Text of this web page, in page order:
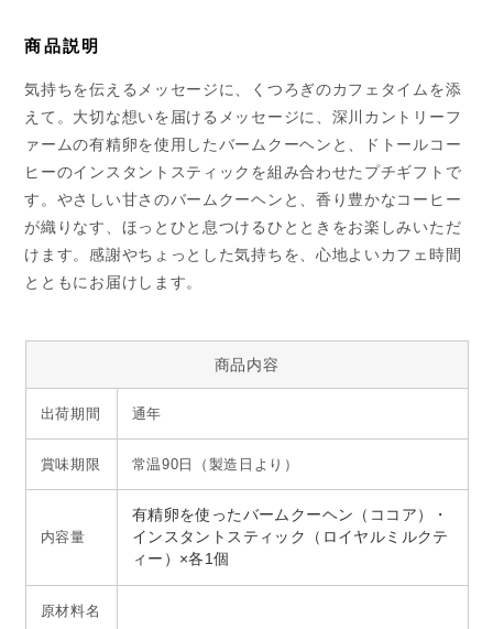
商品説明
気持ちを伝えるメッセージに、くつろぎのカフェタイムを添
えて。大切な想いを届けるメッセージに、深川カントリーフ
ァームの有精卵を使用したバームクーヘンと、ドトールコー
ヒーのインスタントスティックを組み合わせたプチギフトで
す。やさしい甘さのバームクーヘンと、香り豊かなコーヒー
が織りなす、ほっとひと息つけるひとときをお楽しみいただ
けます。感謝やちょっとした気持ちを、心地よいカフェ時間
とともにお届けします。
商品内容
出荷期間 通年
賞味期限 常温90日（製造日より）
内容量
有精卵を使ったバームクーヘン（ココア）・
インスタントスティック（ロイヤルミルクテ
ィー）×各1個
原材料名